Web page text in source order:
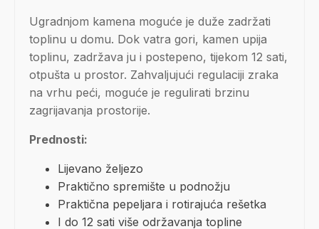
Ugradnjom kamena moguće je duže zadržati
toplinu u domu. Dok vatra gori, kamen upija
toplinu, zadržava ju i postepeno, tijekom 12 sati,
otpušta u prostor. Zahvaljujući regulaciji zraka
na vrhu peći, moguće je regulirati brzinu
zagrijavanja prostorije.
Prednosti:
Lijevano željezo
Praktično spremište u podnožju
Praktična pepeljara i rotirajuća rešetka
I do 12 sati više održavanja topline